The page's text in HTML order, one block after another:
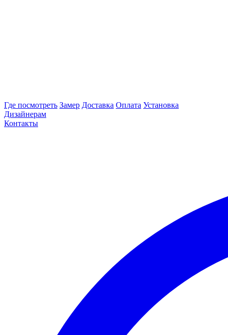
Где посмотреть Замер Доставка Оплата Установка
Дизайнерам
Контакты